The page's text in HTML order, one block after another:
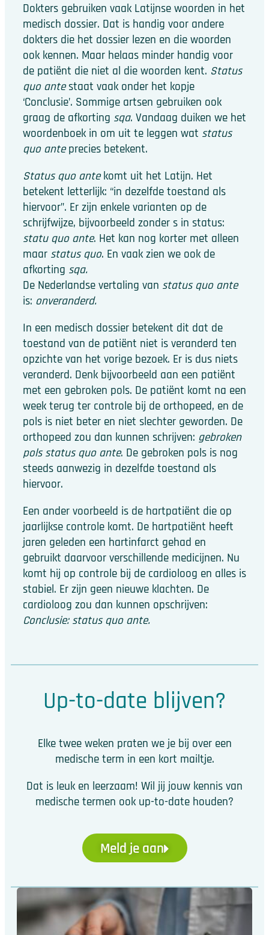
Dokters gebruiken vaak Latijnse woorden in het
medisch dossier. Dat is handig voor andere
dokters die het dossier lezen en die woorden
ook kennen. Maar helaas minder handig voor
de patiënt die niet al die woorden kent. Status
quo antestaat vaak onder het kopje
‘Conclusie’. Sommige artsen gebruiken ook
graag de afkorting sqa. Vandaag duiken we het
woordenboek in om uit te leggen wat status
quo anteprecies betekent.
Status quo antekomt uit het Latijn. Het
betekent letterlijk: “in dezelfde toestand als
hiervoor”. Er zijn enkele varianten op de
schrijfwijze, bijvoorbeeld zonder s in status:
statu quo ante. Het kan nog korter met alleen
maar status quo. En vaak zien we ook de
afkorting sqa.
De Nederlandse vertaling van status quo ante
is: onveranderd.
In een medisch dossier betekent dit dat de
toestand van de patiënt niet is veranderd ten
opzichte van het vorige bezoek. Er is dus niets
veranderd. Denk bijvoorbeeld aan een patiënt
met een gebroken pols. De patiënt komt na een
week terug ter controle bij de orthopeed, en de
pols is niet beter en niet slechter geworden. De
orthopeed zou dan kunnen schrijven: gebroken
pols status quo ante. De gebroken pols is nog
steeds aanwezig in dezelfde toestand als
hiervoor.
Een ander voorbeeld is de hartpatiënt die op
jaarlijkse controle komt. De hartpatiënt heeft
jaren geleden een hartinfarct gehad en
gebruikt daarvoor verschillende medicijnen. Nu
komt hij op controle bij de cardioloog en alles is
stabiel. Er zijn geen nieuwe klachten. De
cardioloog zou dan kunnen opschrijven:
Conclusie: status quo ante.
Up-to-date blijven?
Elke twee weken praten we je bij over een
medische term in een kort mailtje.
Dat is leuk en leerzaam! Wil jij jouw kennis van
medische termen ook up-to-date houden?
Meld je aan